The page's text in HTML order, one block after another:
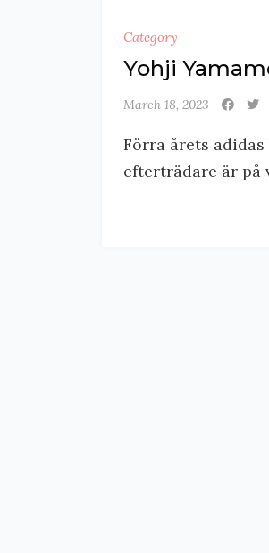
Category
Yohji
March 18, 2023
Förra årets adidas
efterträdare är på